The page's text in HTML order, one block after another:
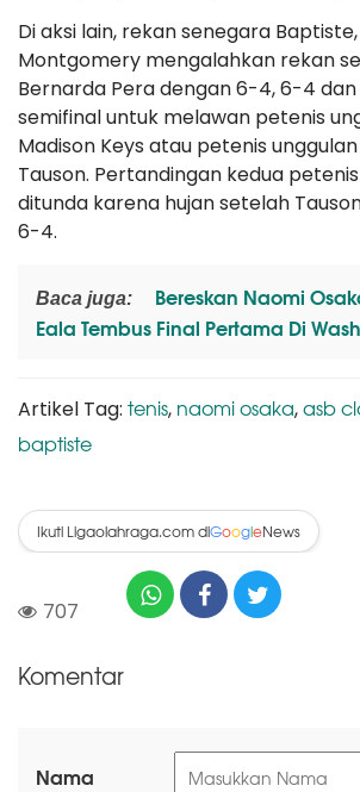
Di aksi lain, rekan senegara
Montgomery mengalahkan rekan
Bernarda Pera dengan 6-4, 6-4
semifinal untuk melawan petenis
Madison Keys atau petenis
Tauson. Pertandingan kedua
ditunda karena hujan setelah
6-4.
Baca juga:
Bereskan Naomi
Eala Tembus Final Pertama Di
Artikel Tag: tenis, naomi osaka,asb
baptiste
Ikuti Ligaolahraga.com diGoogleNews
707
Komentar
Nama